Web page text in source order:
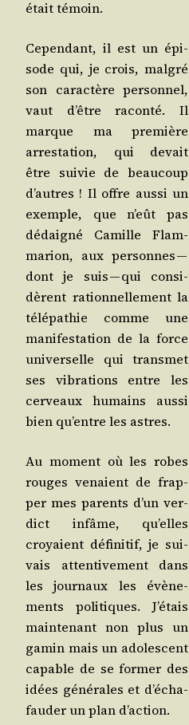
était témoin.
Cepen­dant, il est un épi­
sode qui, je crois, mal­gré
son carac­tère per­son­nel,
vaut d’être racon­té. Il
marque ma pre­mière
arres­ta­tion, qui devait
être sui­vie de beau­coup
d’autres ! Il offre aus­si un
exemple, que n’eût pas
dédai­gné Camille Flam­
ma­rion, aux per­sonnes —
dont je suis — qui consi­
dèrent ration­nel­le­ment la
télé­pa­thie comme une
mani­fes­ta­tion de la force
uni­ver­selle qui trans­met
ses vibra­tions entre les
cer­veaux humains aus­si
bien qu’entre les astres.
Au moment où les robes
rouges venaient de frap­
per mes parents d’un ver­
dict infâme, qu’elles
croyaient défi­ni­tif, je sui­
vais atten­ti­ve­ment dans
les jour­naux les évè­ne­
ments poli­tiques. J’é­tais
main­te­nant non plus un
gamin mais un ado­les­cent
capable de se for­mer des
idées géné­rales et d’é­cha­
fau­der un plan d’action.